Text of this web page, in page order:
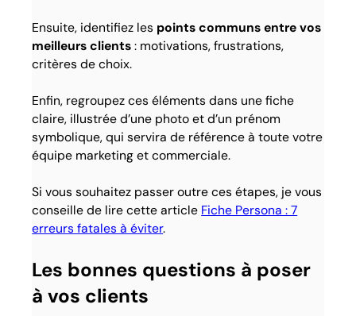
Ensuite, identifiez les points communs entre vos
meilleurs clients: motivations, frustrations,
critères de choix.
Enfin, regroupez ces éléments dans une fiche
claire, illustrée d’une photo et d’un prénom
symbolique, qui servira de référence à toute votre
équipe marketing et commerciale.
Si vous souhaitez passer outre ces étapes, je vous
conseille de lire cette article Fiche Persona : 7
erreurs fatales à éviter.
Les bonnes questions à poser
à vos clients